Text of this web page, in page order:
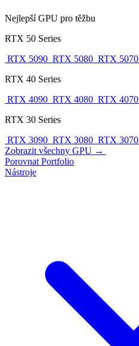
Nejlepší GPU pro těžbu
RTX 50 Series
RTX 5090 RTX 5080 RTX 5070
RTX 40 Series
RTX 4090 RTX 4080 RTX 4070
RTX 30 Series
RTX 3090 RTX 3080 RTX 3070
Zobrazit všechny GPU →
Porovnat Portfolio
Nástroje